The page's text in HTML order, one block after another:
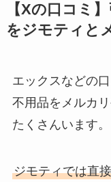
【Xの口コミ
をジモティと
エックスなどの
不用品をメルカ
たくさんいます。
ジモティでは直